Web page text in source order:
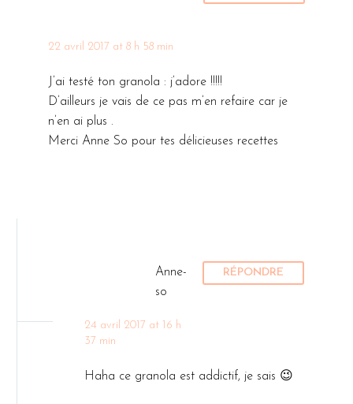
22 avril 2017 at 8 h 58 min
J’ai testé ton granola : j’adore !!!!!
D’ailleurs je vais de ce pas m’en refaire car je
n’en ai plus .
Merci Anne So pour tes délicieuses recettes
Anne-
so
24 avril 2017 at 16 h
37 min
RÉPONDRE
Haha ce granola est addictif, je sais 😉